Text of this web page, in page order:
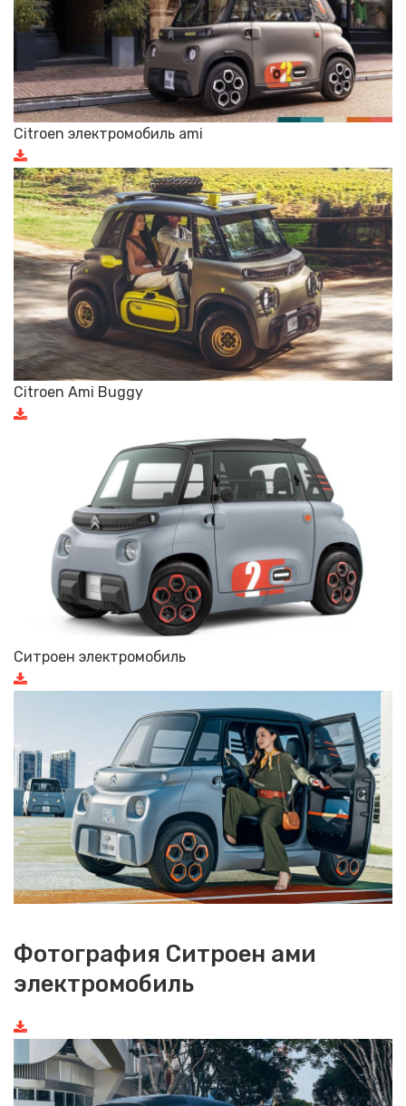
Citroen электромобиль ami
Citroen Ami Buggy
Ситроен электромобиль
Фотография Ситроен ами
электромобиль